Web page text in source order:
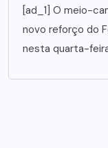
[ad_1] O meio-
novo reforço do
nesta quarta-